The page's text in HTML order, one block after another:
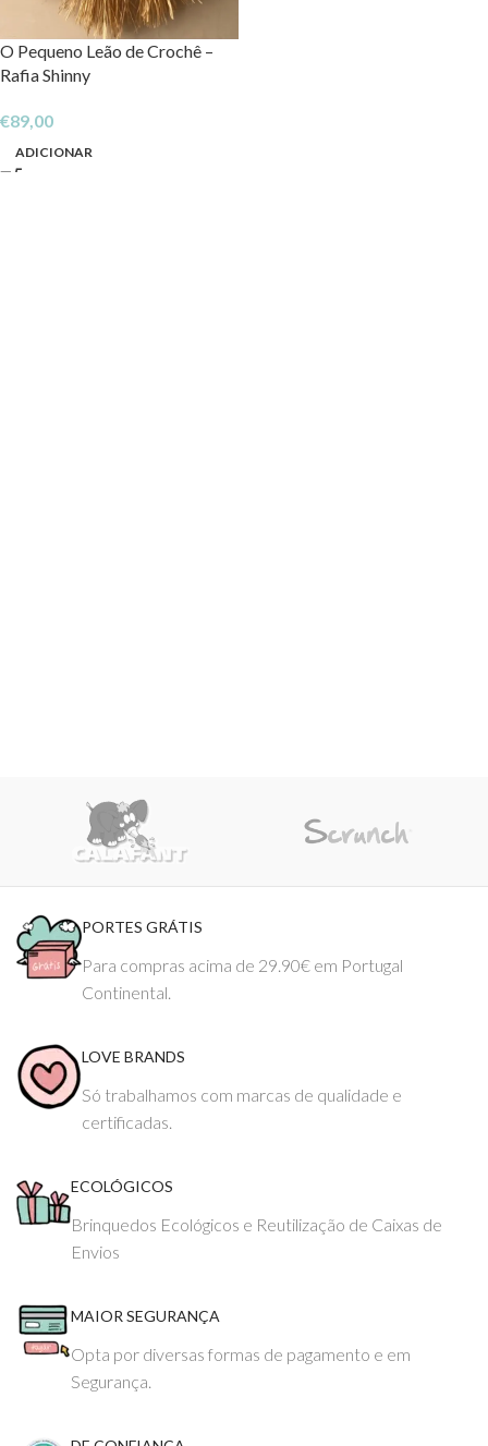
O Pequeno Leão de Crochê –
Rafia Shinny
€89,00
ADICIONAR
PORTES GRÁTIS
Para compras acima de 29.90€ em Portugal
Continental.
LOVE BRANDS
Só trabalhamos com marcas de qualidade e
certificadas.
ECOLÓGICOS
Brinquedos Ecológicos e Reutilização de Caixas de
Envios
MAIOR SEGURANÇA
Opta por diversas formas de pagamento e em
Segurança.